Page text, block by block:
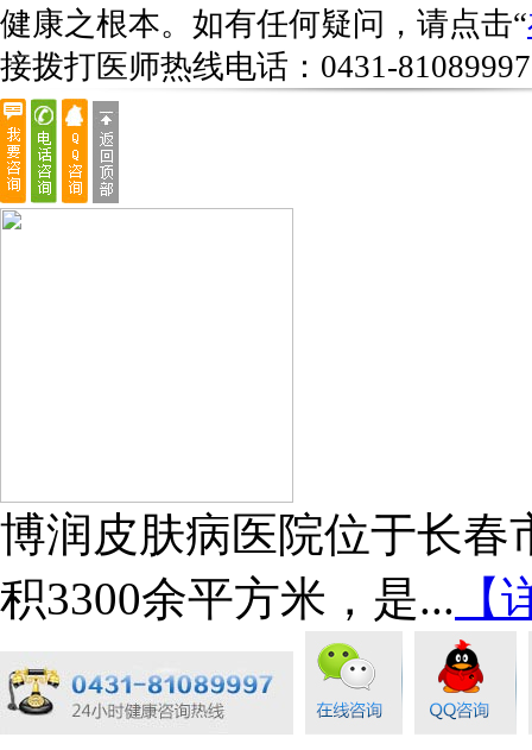
健康之根本。如有任何疑问，请点击“
接拨打医师热线电话： 0431-81089997
博润皮肤病医院位于长春
积3300余平方米，是... 【